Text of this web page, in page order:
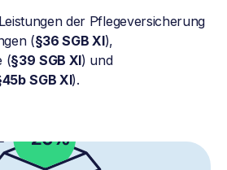
der Pflegeversicherung
(§36 SGB XI),
(§39 SGB XI) und
SGB XI).